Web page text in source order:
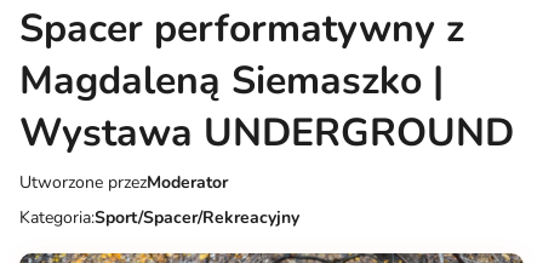
Kontakt
Pobierz aplikację:
UNDERGROUND"
Spacer performatywny z
Magdaleną Siemaszko |
Wystawa UNDERGROUND
Utworzone przezModerator
Kategoria:Sport/Spacer/Rekreacyjny